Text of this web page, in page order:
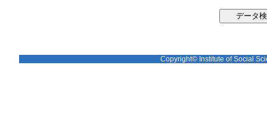
Copyright© Institute of Social